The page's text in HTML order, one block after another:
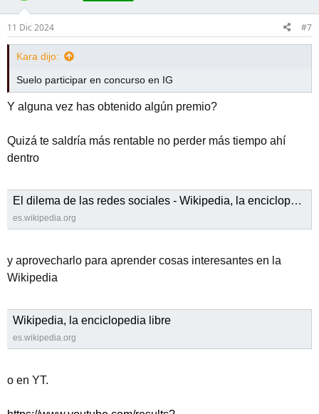
o
n
e
11 Dic 2024 #7
Kara dijo:
Suelo participar en concurso en IG
Y alguna vez has obtenido algún premio?
Quizá te saldría más rentable no perder más tiempo ahí
dentro
El dilema de las redes sociales - Wikipedia, la enciclopedia libre
es.wikipedia.org
y aprovecharlo para aprender cosas interesantes en la
Wikipedia
Wikipedia, la enciclopedia libre
es.wikipedia.org
o en YT.